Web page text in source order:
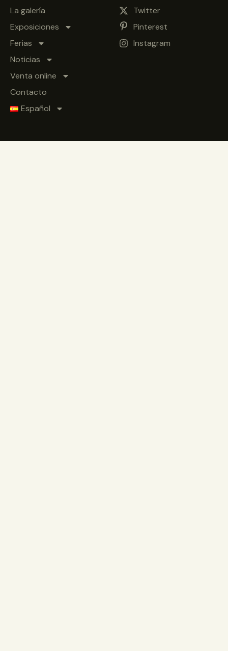
La galería
Exposiciones
Ferias
Noticias
Venta online
Contacto
Español
Twitter
Pinterest
Instagram